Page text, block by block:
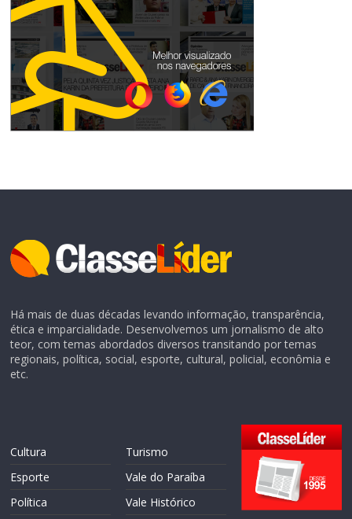
Há mais de duas décadas levando informação, transparência,
ética e imparcialidade. Desenvolvemos um jornalismo de alto
teor, com temas abordados diversos transitando por temas
regionais, política, social, esporte, cultural, policial, econômia e
etc.
Cultura
Esporte
Política
Turismo
Vale do Paraíba
Vale Histórico